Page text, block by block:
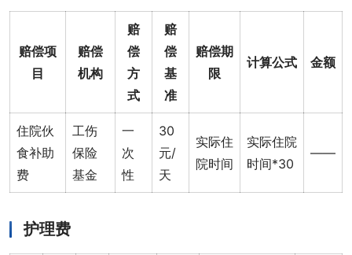
赔偿项
目
赔偿
机构
赔
偿
方
式
赔
偿
基
准
赔偿期
限
计算公式 金额
住院伙
食补助
费
工伤
保险
基金
一
次
性
30
元/
天
实际住
院时间
实际住院
时间*30
——
护理费